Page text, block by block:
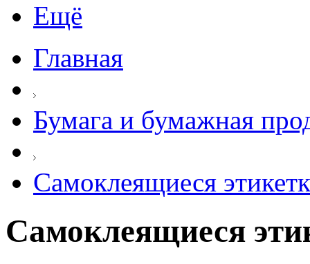
Ещё
Главная
Бумага и бумажная
Самоклеящиеся
Самоклеящиеся